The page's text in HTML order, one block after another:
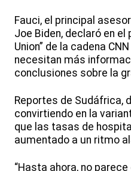
Fauci, el principal
Joe Biden, declaró en
Union” de la cadena
necesitan más
conclusiones sobre la
Reportes de Sudáfrica,
convirtiendo en la
que las tasas de
aumentado a un ritmo
“Hasta ahora, no